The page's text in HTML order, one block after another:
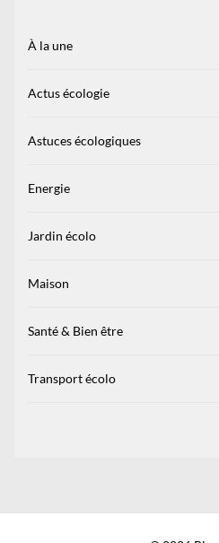
À la une
Actus écologie
Astuces écologiques
Energie
Jardin écolo
Maison
Santé & Bien être
Transport écolo